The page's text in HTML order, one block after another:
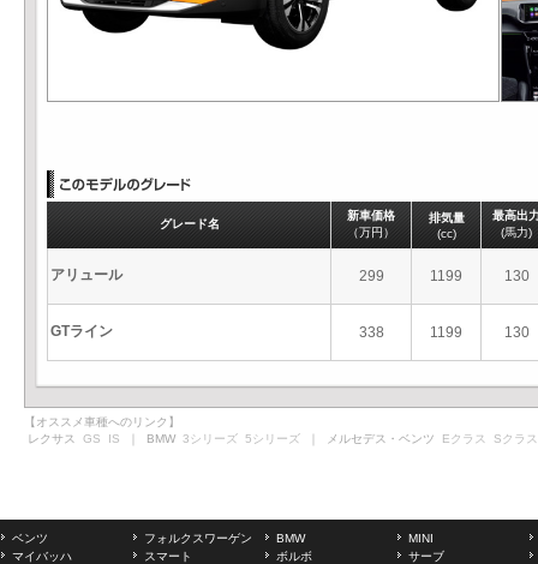
グレード名
新車価格
（万円）
排気量
(cc)
最高出
(馬力)
アリュール 299 1199 130
GTライン 338 1199 130
【オススメ車種へのリンク】
レクサス GS IS ｜ BMW 3シリーズ 5シリーズ ｜ メルセデス・ベンツ Eクラス Sクラス
ベンツ フォルクスワーゲン BMW
MINI
マイバッハ
スマート ボルボ
サーブ